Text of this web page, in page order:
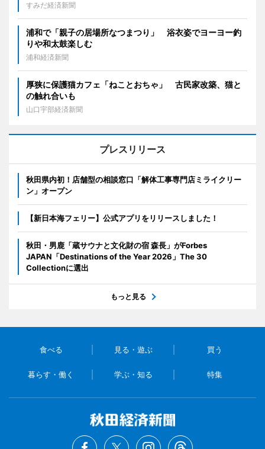
すみだ経済新聞
浦和で「親子の居場所なつまつり」 浴衣姿でヨーヨー釣
りや和太鼓楽しむ
浦和経済新聞
厚狭に保護猫カフェ「ねことおちゃ」 古民家改築、猫と
の触れ合いも
山口宇部経済新聞
プレスリリース
秋田県内初！店舗型の相談窓口「解体工事専門店ミライクリー
ン」オープン
【新日本海フェリー】公式アプリをリリースしました！
秋田・男鹿「蔵サウナと文化財の宿 森長」がForbes
JAPAN「Destinations of the Year 2026」The 30
Collectionに選出
もっと見る
食べる 見る・遊ぶ 買う
暮らす・働く 学ぶ・知る 特集